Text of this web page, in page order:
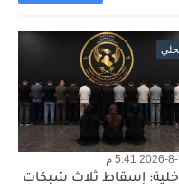
8-7 5:41 م
إسقاط ثلاث شبكات